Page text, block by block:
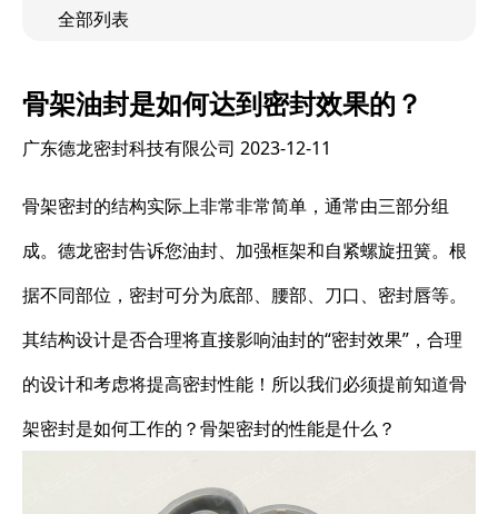
全部列表
骨架油封是如何达到密封效果的？
广东德龙密封科技有限公司 2023-12-11
骨架密封的结构实际上非常非常简单，通常由三部分组
成。德龙密封告诉您油封、加强框架和自紧螺旋扭簧。根
据不同部位，密封可分为底部、腰部、刀口、密封唇等。
其结构设计是否合理将直接影响油封的“密封效果”，合理
的设计和考虑将提高密封性能！所以我们必须提前知道骨
架密封是如何工作的？骨架密封的性能是什么？